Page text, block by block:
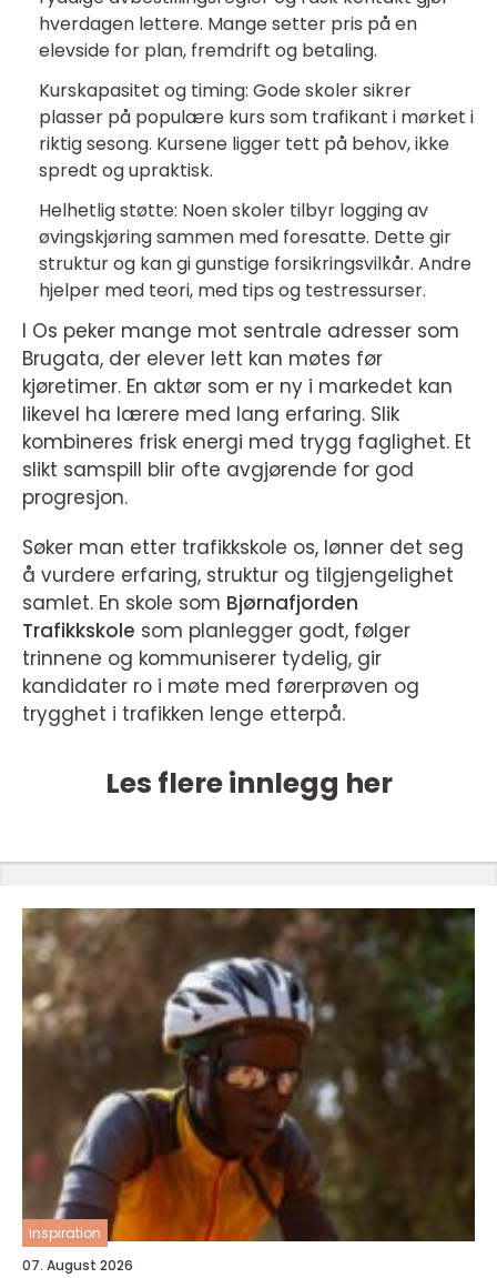
hverdagen lettere. Mange setter pris på en
elevside for plan, fremdrift og betaling.
Kurskapasitet og timing: Gode skoler sikrer
plasser på populære kurs som trafikant i mørket i
riktig sesong. Kursene ligger tett på behov, ikke
spredt og upraktisk.
Helhetlig støtte: Noen skoler tilbyr logging av
øvingskjøring sammen med foresatte. Dette gir
struktur og kan gi gunstige forsikringsvilkår. Andre
hjelper med teori, med tips og testressurser.
I Os peker mange mot sentrale adresser som
Brugata, der elever lett kan møtes før
kjøretimer. En aktør som er ny i markedet kan
likevel ha lærere med lang erfaring. Slik
kombineres frisk energi med trygg faglighet. Et
slikt samspill blir ofte avgjørende for god
progresjon.
Søker man etter trafikkskole os, lønner det seg
å vurdere erfaring, struktur og tilgjengelighet
samlet. En skole som Bjørnafjorden
Trafikkskole som planlegger godt, følger
trinnene og kommuniserer tydelig, gir
kandidater ro i møte med førerprøven og
trygghet i trafikken lenge etterpå.
Les flere innlegg her
inspiration
07. August 2026